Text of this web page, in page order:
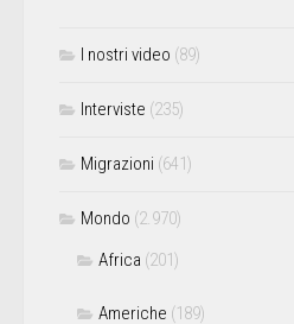
I nostri video (89)
Interviste (235)
Migrazioni (641)
Mondo (2.970)
Africa (201)
Americhe (189)